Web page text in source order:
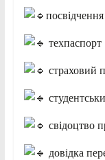
посвідчення
техпаспорт
страховий
свідоцтво
довідка